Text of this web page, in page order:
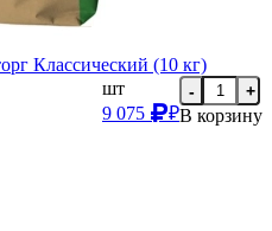
Классический (10 кг)
шт
9 075
₽
- +
В корзину